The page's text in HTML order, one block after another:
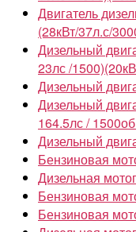
Двигатель
(28кВт/37л.с/
Дизельный
23лс /
Дизельный
Дизельный
164.5лс /
Дизельный
Бензиновая
Дизельная
Бензиновая
Бензиновая